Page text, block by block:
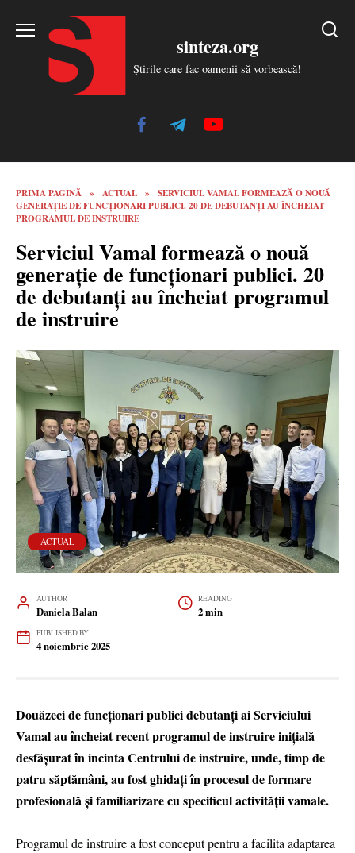
sinteza.org
Știrile care fac oamenii să vorbească!
PRIMA PAGINĂ » ACTUAL »
SERVICIUL VAMAL FORMEAZĂ O NOUĂ
GENERAȚIE DE FUNCȚIONARI PUBLICI. 20 DE DEBUTANȚI AU ÎNCHEIAT
PROGRAMUL DE INSTRUIRE
Serviciul Vamal formează o nouă
generație de funcționari publici. 20
de debutanți au încheiat programul
de instruire
ACTUAL
AUTHOR
Daniela Balan
READING
2 min
PUBLISHED BY
4 noiembrie 2025
Douăzeci de funcționari publici debutanți ai Serviciului
Vamal au încheiat recent programul de instruire inițială
desfășurat în incinta Centrului de instruire, unde, timp de
patru săptămâni, au fost ghidați în procesul de formare
profesională și familiarizare cu specificul activității vamale.
Programul de instruire a fost conceput pentru a facilita adaptarea